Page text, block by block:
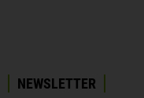
NEWSLETTER